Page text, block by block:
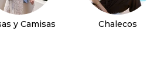
y Camisas Chalecos